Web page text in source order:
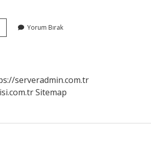
Çemkirme Yorum Bırak
serveradmin.com.tr
Sitemap